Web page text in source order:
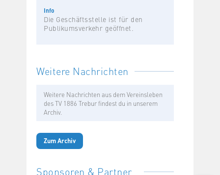
Info
Die Geschäftsstelle ist für den
Publikumsverkehr geöffnet.
Weitere Nachrichten
Weitere Nachrichten aus dem Vereinsleben
des TV 1886 Trebur findest du in unserem
Archiv.
Zum Archiv
Sponsoren & Partner